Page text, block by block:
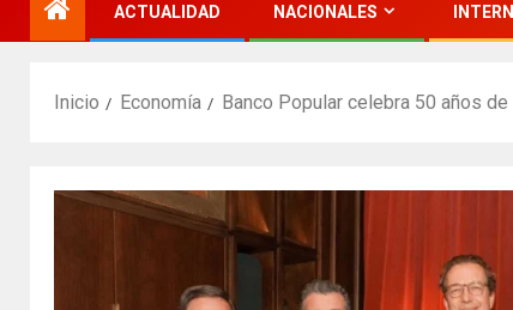
ACTUALIDAD NACIONALES
Inicio Economía Banco Popular celebra 50 años